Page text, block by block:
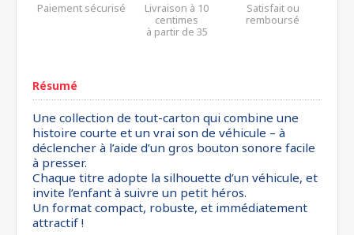
Paiement sécurisé
Livraison à 10
centimes
à partir de 35
Satisfait ou
remboursé
Résumé
Une collection de tout-carton qui combine une
histoire courte et un vrai son de véhicule – à
déclencher à l’aide d’un gros bouton sonore facile
à presser.
Chaque titre adopte la silhouette d’un véhicule, et
invite l’enfant à suivre un petit héros.
Un format compact, robuste, et immédiatement
attractif !